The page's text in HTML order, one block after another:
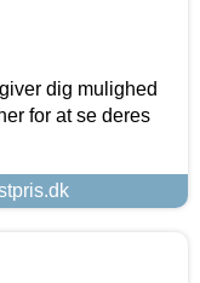
dig mulighed
for at se deres